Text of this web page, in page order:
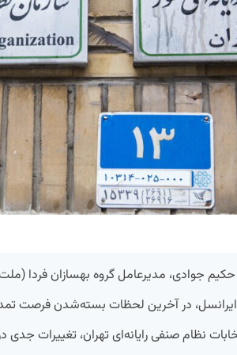
جوادی، مدیرعامل گروه بهسازان فردا
در آخرین لحظات بسته‌شدن فرصت
نظام صنفی رایانه‌ای تهران، تغییرات جدی